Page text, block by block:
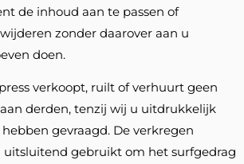
de inhoud aan te passen of
zonder daarover aan u
doen.
verkoopt, ruilt of verhuurt geen
derden, tenzij wij u uitdrukkelijk
gevraagd. De verkregen
uitsluitend gebruikt om het surfgedrag